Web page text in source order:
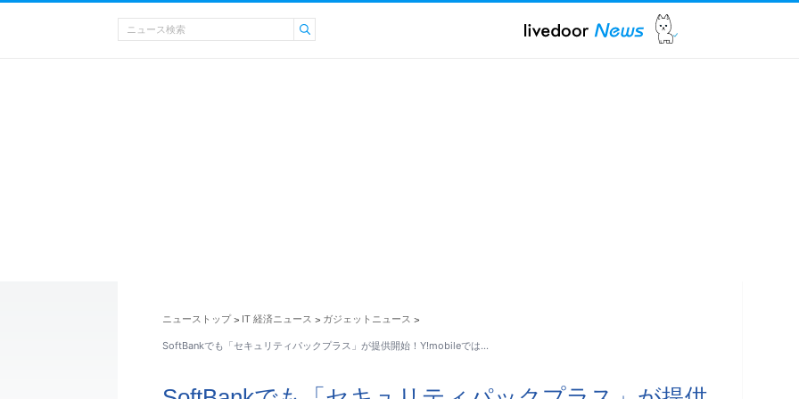
ニューストップ > IT 経済ニュース > ガジェットニュース >
SoftBankでも「セキュリティパックプラス」が提供開始！Y!mobileでは…